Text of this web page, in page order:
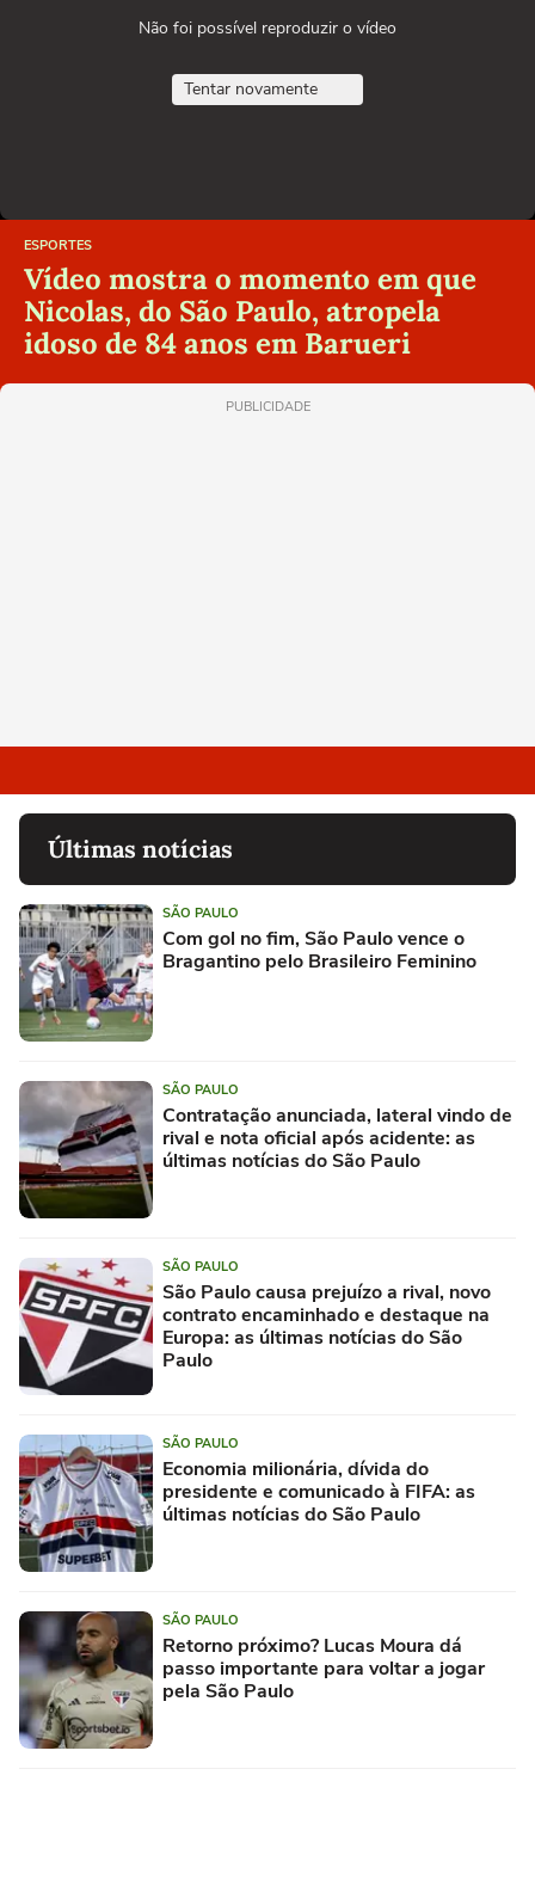
Não foi possível reproduzir o vídeo
Tentar novamente
ESPORTES
Vídeo mostra o momento em que
Nicolas, do São Paulo, atropela
idoso de 84 anos em Barueri
PUBLICIDADE
Últimas notícias
SÃO PAULO
Com gol no fim, São Paulo vence o
Bragantino pelo Brasileiro Feminino
SÃO PAULO
Contratação anunciada, lateral vindo de
rival e nota oficial após acidente: as
últimas notícias do São Paulo
SÃO PAULO
São Paulo causa prejuízo a rival, novo
contrato encaminhado e destaque na
Europa: as últimas notícias do São
Paulo
SÃO PAULO
Economia milionária, dívida do
presidente e comunicado à FIFA: as
últimas notícias do São Paulo
SÃO PAULO
Retorno próximo? Lucas Moura dá
passo importante para voltar a jogar
pela São Paulo